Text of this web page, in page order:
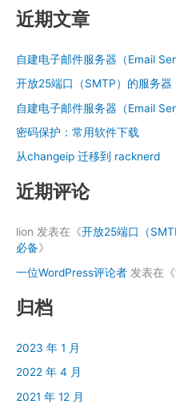
件
中
继
器
近期文章
自建电子邮件服务器（Email
开放25端口（SMTP）的服务
自建电子邮件服务器（Email
密码保护：常用软件下载
从changeip 迁移到 racknerd
近期评论
lion 发表在《开放25端口（
必备》
一位WordPress评论者 发表在《
归档
2023 年 1 月
2022 年 4 月
2021 年 12 月